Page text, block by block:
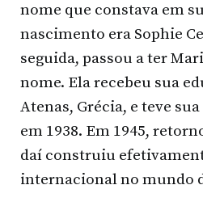
nome que constava em
nascimento era Sophie
seguida, passou a ter
nome. Ela recebeu sua
Atenas, Grécia, e teve
em 1938. Em 1945,
daí construiu
internacional no mundo